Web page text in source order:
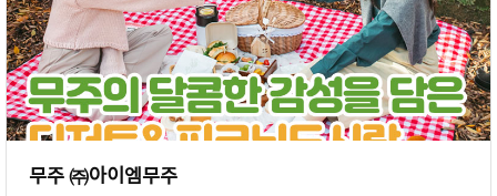
무주 ㈜아이엠무주